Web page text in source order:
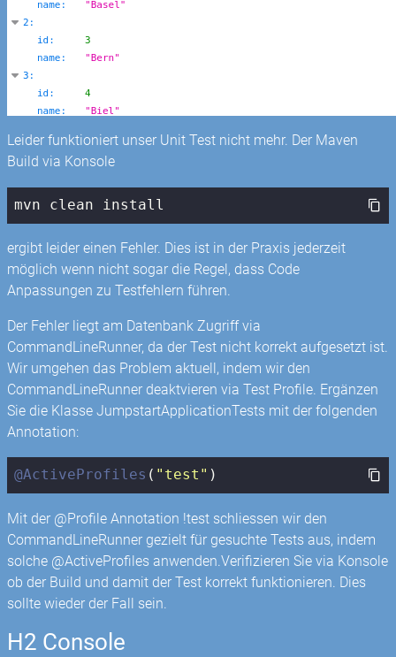
Leider funktioniert unser Unit Test nicht mehr. Der Maven
Build via Konsole
mvn clean install
ergibt leider einen Fehler. Dies ist in der Praxis jederzeit
möglich wenn nicht sogar die Regel, dass Code
Anpassungen zu Testfehlern führen.
Der Fehler liegt am Datenbank Zugriff via
CommandLineRunner, da der Test nicht korrekt aufgesetzt ist.
Wir umgehen das Problem aktuell, indem wir den
CommandLineRunner deaktvieren via Test Profile. Ergänzen
Sie die Klasse JumpstartApplicationTests mit der folgenden
Annotation:
@ActiveProfiles ( "test" )
Mit der @Profile Annotation !test schliessen wir den
CommandLineRunner gezielt für gesuchte Tests aus, indem
solche @ActiveProfiles anwenden.Verifizieren Sie via Konsole
ob der Build und damit der Test korrekt funktionieren. Dies
sollte wieder der Fall sein.
H2 Console